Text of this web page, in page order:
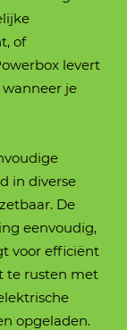
of
levert
je
in diverse
De
eenvoudig,
voor efficiënt
te rusten met
opgeladen.